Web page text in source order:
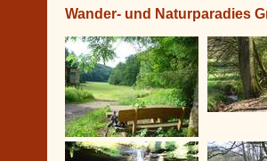
Wander- und Naturparadies